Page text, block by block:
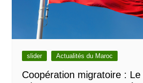
slider Actualités du Maroc
Coopération migratoire :